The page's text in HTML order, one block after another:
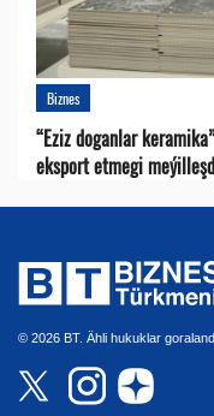
Biznes
“Eziz doganlar
eksport etmegi
© 2026 BT. Ähli hukuklar